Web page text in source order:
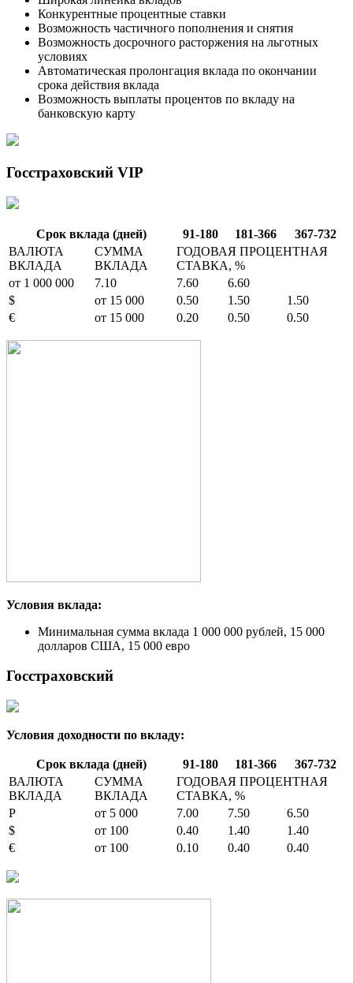
Конкурентные процентные ставки
Возможность частичного пополнения и снятия
Возможность досрочного расторжения на льготных
условиях
Автоматическая пролонгация вклада по окончании
срока действия вклада
Возможность выплаты процентов по вкладу на
банковскую карту
Госстраховский VIP
Срок вклада (дней) 91-180 181-366
367-732
ВАЛЮТА
ВКЛАДА
СУММА
ВКЛАДА
ГОДОВАЯ ПРОЦЕНТНАЯ
СТАВКА, %
от 1 000 000
7.10 7.60
6.60
$
от 15 000 0.50 1.50
1.50
€
от 15 000 0.20 0.50 0.50
Условия вклада:
Минимальная сумма вклада 1 000 000 рублей, 15 000
долларов США, 15 000 евро
Госстраховский
Условия доходности по вкладу:
Срок вклада (дней) 91-180 181-366
367-732
ВАЛЮТА
ВКЛАДА
СУММА
ВКЛАДА
ГОДОВАЯ ПРОЦЕНТНАЯ
СТАВКА, %
Ρ
от 5 000 7.00 7.50
6.50
$
от 100 0.40 1.40
1.40
€
от 100 0.10 0.40 0.40